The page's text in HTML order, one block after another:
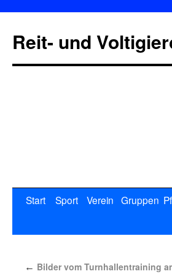
Reit- und
Start Sport Verein Gruppen
← Bilder vom Turnhallentraining